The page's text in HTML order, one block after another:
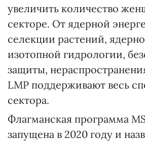
увеличить количество
секторе. От ядерной
селекции растений,
изотопной гидрологии,
защиты,
LMP поддерживают весь
сектора.
Флагманская программа
запущена в 2020 году и